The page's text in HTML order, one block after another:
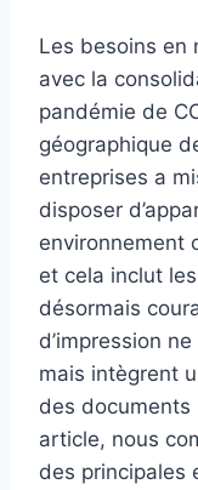
Les besoins en
avec la
pandémie de
géographique
entreprises a
disposer
environnement
et cela inclut
désormais
d’impression
mais intègrent
des documents
article, nous
des principales